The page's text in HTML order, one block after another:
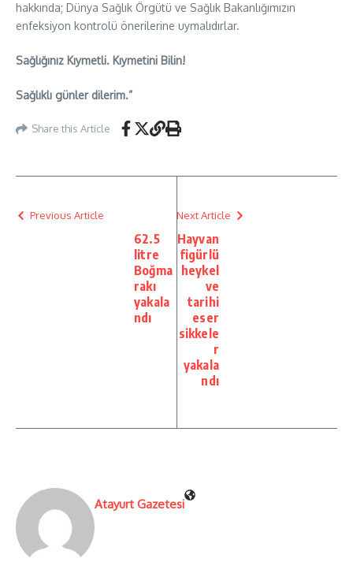
hakkında; Dünya Sağlık Örgütü ve Sağlık Bakanlığımızın
enfeksiyon kontrolü önerilerine uymalıdırlar.
Sağlığınız Kıymetli. Kıymetini Bilin!
Sağlıklı günler dilerim.”
Share this Article
Previous Article
62.5
litre
Boğma
rakı
yakala
ndı
Next Article
Hayvan
figürlü
heykel
ve
tarihi
eser
sikkele
r
yakala
ndı
Atayurt Gazetesi